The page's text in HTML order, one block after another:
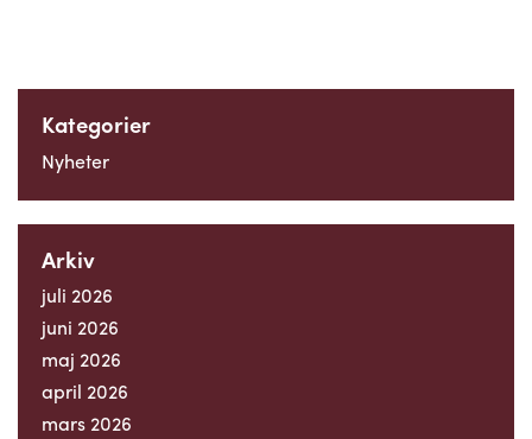
Kategorier
Nyheter
Arkiv
juli 2026
juni 2026
maj 2026
april 2026
mars 2026